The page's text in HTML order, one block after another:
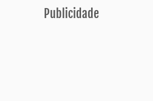
mail…
Publicidade